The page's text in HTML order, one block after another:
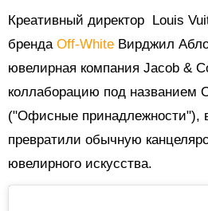
Креативный директор Louis
бренда Off-White Вирджил
ювелирная компания Jacob &
коллаборацию под названием
("Офисные принадлежности"),
превратили обычную
ювелирного искусства.